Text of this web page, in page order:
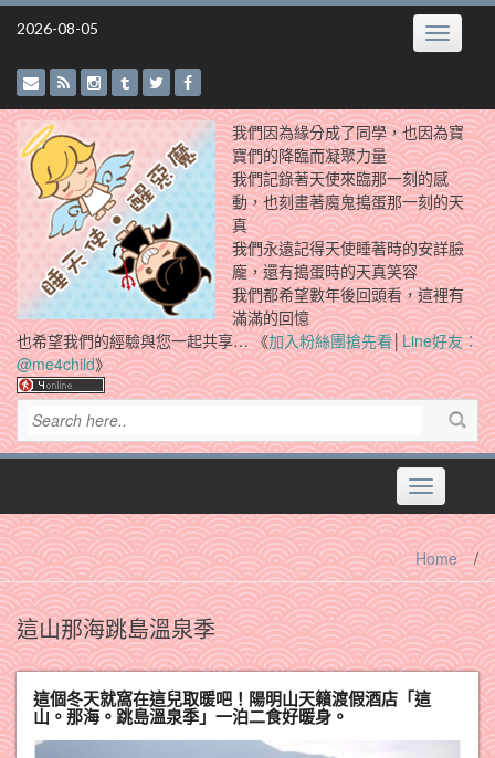
Skip
2026-08-05 Toggle
我們因為緣分成了同學，也因為寶
寶們的降臨而凝聚力量
我們記錄著天使來臨那一刻的感
動，也刻畫著魔鬼搗蛋那一刻的天
真
我們永遠記得天使睡著時的安詳臉
龐，還有搗蛋時的天真笑容
我們都希望數年後回頭看，這裡有
滿滿的回憶
也希望我們的經驗與您一起共享… 《加入粉絲團搶先看│Line好友：
@me4child》
Toggle
navigation
Home /
這山那海跳島溫泉季
這個冬天就窩在這兒取暖吧！陽明山天籟渡假酒店「這
山。那海。跳島溫泉季」一泊二食好暖身。